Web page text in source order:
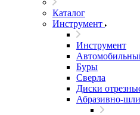
Каталог
Инструмент
Инструмент
Буры
Сверла
Диски
Абразивно-